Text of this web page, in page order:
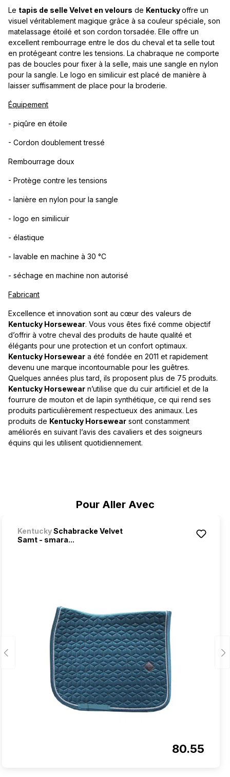
Pour Aller Avec
KentuckySchabracke Velvet
Samt - smara...
80.55
Le tapis de selle Velvet en velours de Kentuckyoffre un
visuel véritablement magique grâce à sa couleur spéciale, son
matelassage étoilé et son cordon torsadée. Elle offre un
excellent rembourrage entre le dos du cheval et ta selle tout
en protégeant contre les tensions. La chabraque ne comporte
pas de boucles pour fixer à la selle, mais une sangle en nylon
pour la sangle. Le logo en similicuir est placé de manière à
laisser suffisamment de place pour la broderie.
Équipement
- piqûre en étoile
- Cordon doublement tressé
Rembourrage doux
- Protège contre les tensions
- lanière en nylon pour la sangle
- logo en similicuir
- élastique
- lavable en machine à 30 °C
- séchage en machine non autorisé
Fabricant
Excellence et innovation sont au cœur des valeurs de
Kentucky Horsewear. Vous vous êtes fixé comme objectif
d’offrir à votre cheval des produits de haute qualité et
élégants pour une protection et un confort optimaux.
Kentucky Horsewear a été fondée en 2011 et rapidement
devenu une marque incontournable pour les guêtres.
Quelques années plus tard, ils proposent plus de 75 produits.
Kentucky Horsewear n’utilise que du cuir artificiel et de la
fourrure de mouton et de lapin synthétique, ce qui rend ses
produits particulièrement respectueux des animaux. Les
produits de Kentucky Horsewear sont constamment
améliorés en suivant l’avis des cavaliers et des soigneurs
équins qui les utilisent quotidiennement.